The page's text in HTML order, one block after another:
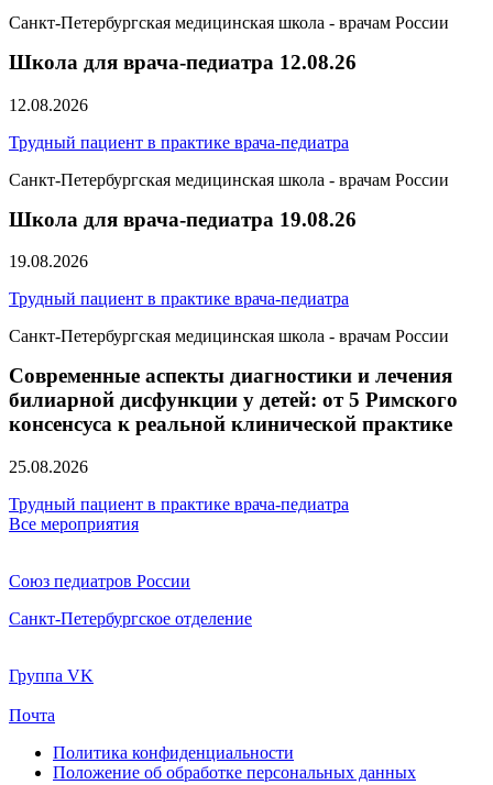
Санкт-Петербургская медицинская школа - врачам России
Школа для врача-педиатра 12.08.26
12.08.2026
Трудный пациент в практике врача-педиатра
Санкт-Петербургская медицинская школа - врачам России
Школа для врача-педиатра 19.08.26
19.08.2026
Трудный пациент в практике врача-педиатра
Санкт-Петербургская медицинская школа - врачам России
Современные аспекты диагностики и лечения
билиарной дисфункции у детей: от 5 Римского
консенсуса к реальной клинической практике
25.08.2026
Трудный пациент в практике врача-педиатра
Все мероприятия
Союз педиатров России
Санкт-Петербургское отделение
Группа VK
Почта
Политика конфиденциальности
Положение об обработке персональных данных